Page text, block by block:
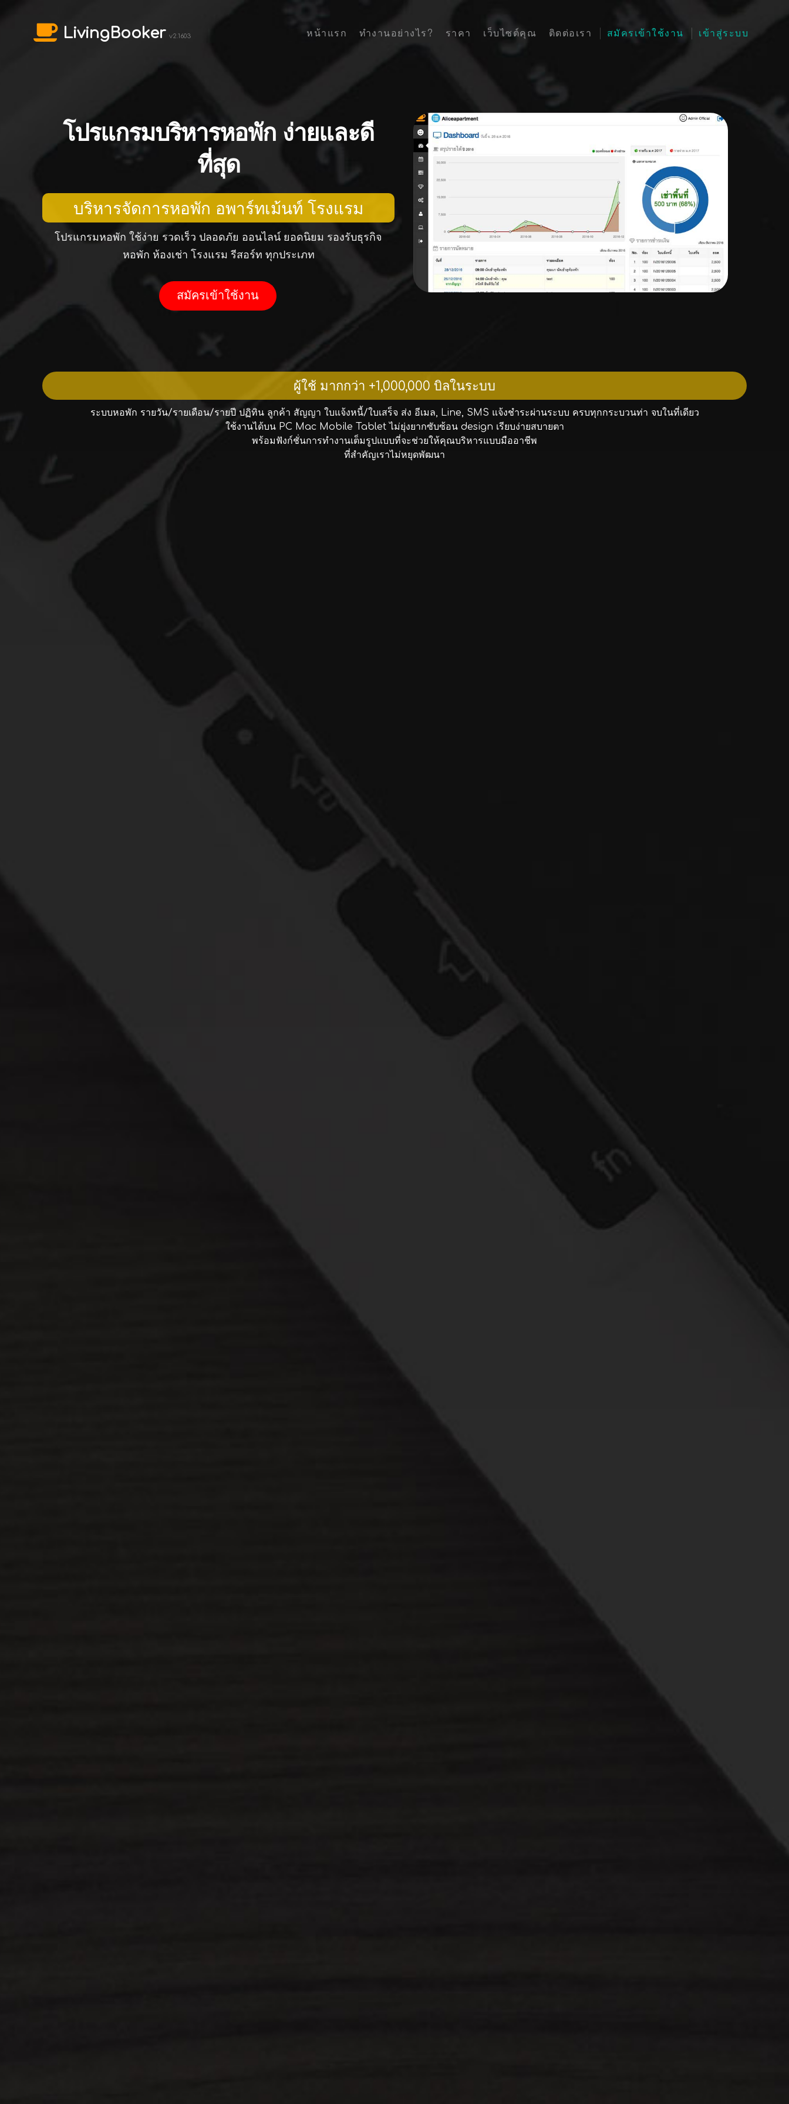
LivingBooker v2.1603 หน้าแรก ทำงานอย่างไร? ราคา เว็บไซต์คุณ ติดต่อเรา สมัครเข้าใช้งาน เข้าสู่ระบบ
โปรแกรมบริหารหอพัก ง่ายและดี
ที่สุด
บริหารจัดการหอพัก อพาร์ทเม้นท์ โรงแรม
โปรแกรมหอพัก ใช้ง่าย รวดเร็ว ปลอดภัย ออนไลน์ ยอดนิยม รองรับธุรกิจ
หอพัก ห้องเช่า โรงแรม รีสอร์ท ทุกประเภท
สมัครเข้าใช้งาน
ผู้ใช้ มากกว่า +1,000,000 บิลในระบบ
ระบบหอพัก รายวัน/รายเดือน/รายปี ปฏิทิน ลูกค้า สัญญา ใบแจ้งหนี้/ใบเสร็จ ส่ง อีเมล, Line, SMS แจ้งชำระผ่านระบบ ครบทุกกระบวนท่า จบในที่เดียว
ใช้งานได้บน PC Mac Mobile Tablet ไม่ยุ่งยากซับซ้อน design เรียบง่ายสบายตา
พร้อมฟังก์ชั่นการทำงานเต็มรูปแบบที่จะช่วยให้คุณบริหารแบบมืออาชีพ
ที่สำคัญเราไม่หยุดพัฒนา